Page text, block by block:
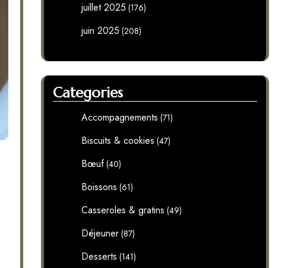
juillet 2025 (176)
juin 2025 (208)
Categories
Accompagnements (71)
Biscuits & cookies (47)
Bœuf (40)
Boissons (61)
Casseroles & gratins (49)
Déjeuner (87)
Desserts (141)